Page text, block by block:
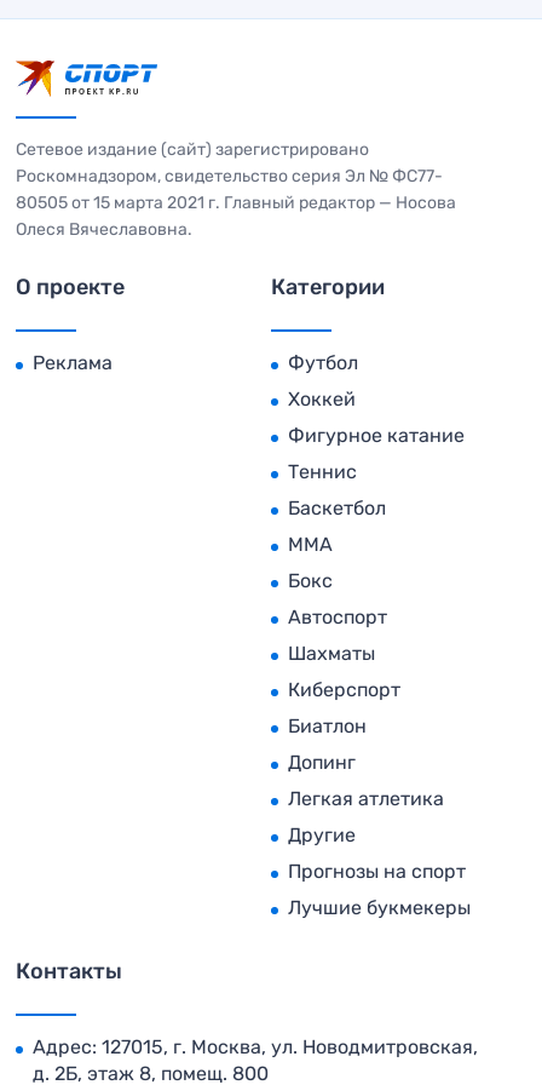
Сетевое издание (сайт) зарегистрировано
Роскомнадзором, свидетельство серия Эл № ФС77-
80505 от 15 марта 2021 г. Главный редактор — Носова
Олеся Вячеславовна.
О проекте
Реклама
Категории
Футбол
Хоккей
Фигурное катание
Теннис
Баскетбол
MMA
Бокс
Автоспорт
Шахматы
Киберспорт
Биатлон
Допинг
Легкая атлетика
Другие
Прогнозы на спорт
Лучшие букмекеры
Контакты
Адрес: 127015, г. Москва, ул. Новодмитровская,
д. 2Б, этаж 8, помещ. 800